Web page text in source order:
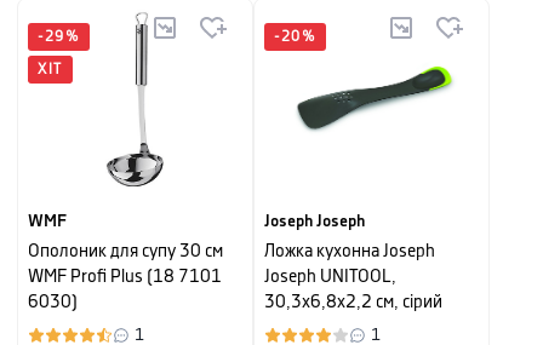
-29 %
ХІТ
WMF
Ополоник для супу 30 см
WMF Profi Plus (18 7101
6030)
1
-20 %
Joseph Joseph
Ложка кухонна Joseph
Joseph UNITOOL,
30,3х6,8х2,2 см, сірий
1